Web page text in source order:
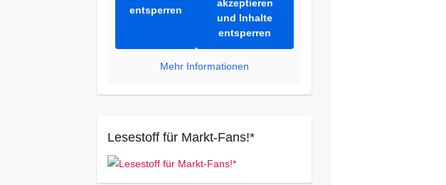
entsperren
akzeptieren
und Inhalte
entsperren
Mehr Informationen
Lesestoff für Markt-Fans!*